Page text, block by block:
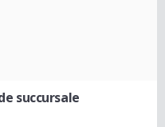
succursale